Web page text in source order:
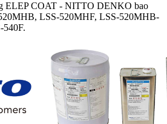
ELEP COAT - NITTO DENKO bao
LSS-520MHF, LSS-520MHB-